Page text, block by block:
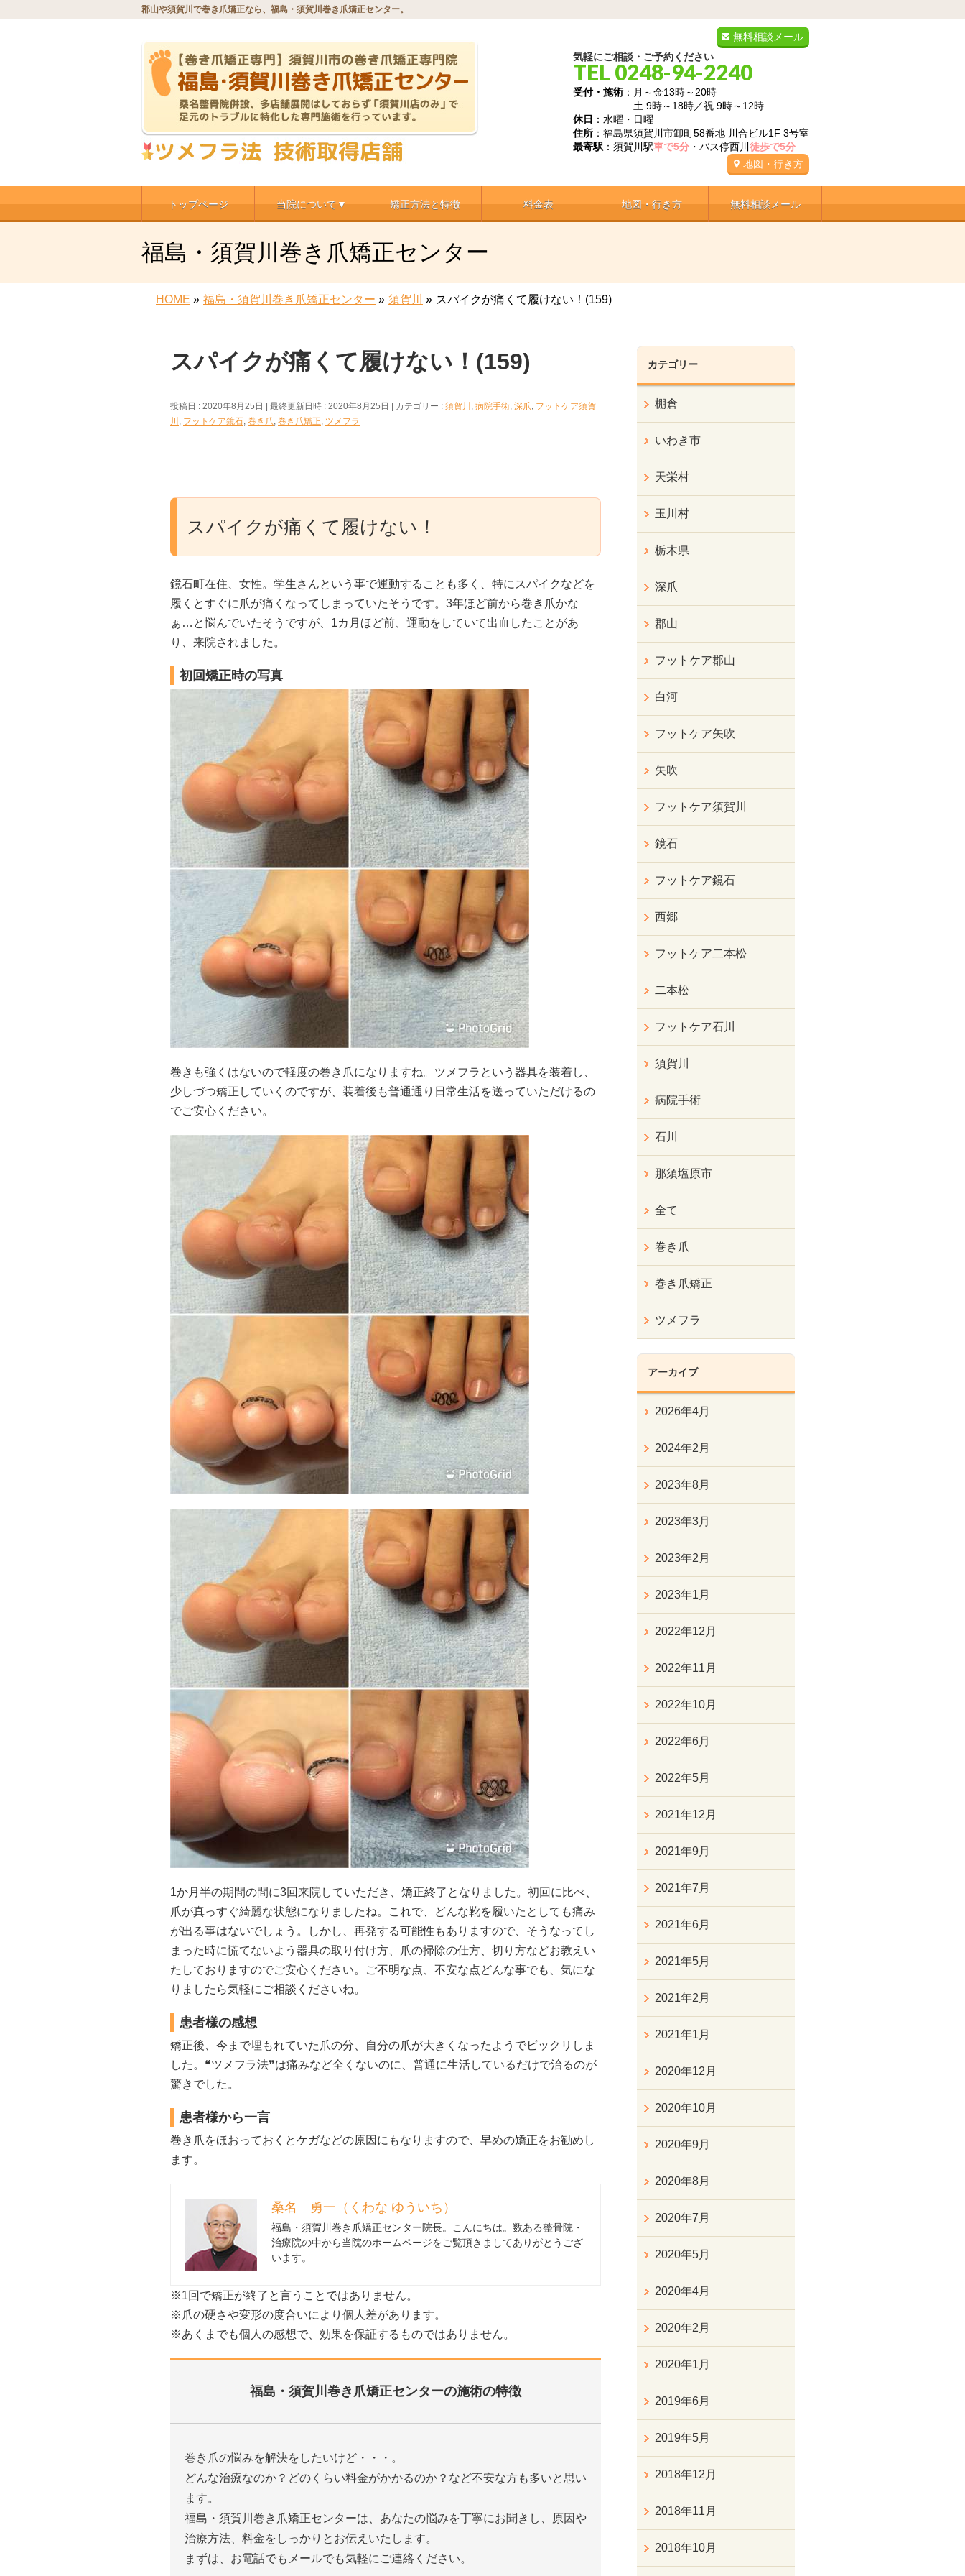
郡山や須賀川で巻き爪矯正なら、福島・須賀川巻き爪矯正センター。
無料相談メール
気軽にご相談・ご予約ください
TEL 0248-94-2240
受付・施術 ：月～金13時～20時
土 9時～18時／祝 9時～12時
休日 ：水曜・日曜
住所 ：福島県須賀川市卸町58番地 川合ビル1F 3号室
最寄駅 ：須賀川駅車で5分 ・バス停西川 徒歩で5分
地図・行き方
トップページ 当院について▼ 矯正方法と特徴 料金表 地図・行き方 無料相談メール
福島・須賀川巻き爪矯正センター
HOME » 福島・須賀川巻き爪矯正センター » 須賀川 » スパイクが痛くて履けない！(159)
スパイクが痛くて履けない！(159)
投稿日 : 2020年8月25日 最終更新日時 : 2020年8月25日 カテゴリー : 須賀川 , 病院手術, 深爪, フットケア須賀
川 , フットケア鏡石, 巻き爪, 巻き爪矯正, ツメフラ
スパイクが痛くて履けない！
鏡石町在住、女性。学生さんという事で運動することも多く、特にスパイクなどを
履くとすぐに爪が痛くなってしまっていたそうです。3年ほど前から巻き爪かな
ぁ…と悩んでいたそうですが、1カ月ほど前、運動をしていて出血したことがあ
り、来院されました。
初回矯正時の写真
巻きも強くはないので軽度の巻き爪になりますね。ツメフラという器具を装着し、
少しづつ矯正していくのですが、装着後も普通通り日常生活を送っていただけるの
でご安心ください。
1か月半の期間の間に3回来院していただき、矯正終了となりました。初回に比べ、
爪が真っすぐ綺麗な状態になりましたね。これで、どんな靴を履いたとしても痛み
が出る事はないでしょう。しかし、再発する可能性もありますので、そうなってし
まった時に慌てないよう器具の取り付け方、爪の掃除の仕方、切り方などお教えい
たしておりますのでご安心ください。ご不明な点、不安な点どんな事でも、気にな
りましたら気軽にご相談くださいね。
患者様の感想
矯正後、今まで埋もれていた爪の分、自分の爪が大きくなったようでビックリしま
した。❝ツメフラ法❞は痛みなど全くないのに、普通に生活しているだけで治るのが
驚きでした。
患者様から一言
巻き爪をほおっておくとケガなどの原因にもなりますので、早めの矯正をお勧めし
ます。
桑名 勇一（くわな ゆういち）
福島・須賀川巻き爪矯正センター院長。こんにちは。数ある整骨院・
治療院の中から当院のホームページをご覧頂きましてありがとうござ
います。
※1回で矯正が終了と言うことではありません。
※爪の硬さや変形の度合いにより個人差があります。
※あくまでも個人の感想で、効果を保証するものではありません。
福島・須賀川巻き爪矯正センターの施術の特徴
巻き爪の悩みを解決をしたいけど・・・。
どんな治療なのか？どのくらい料金がかかるのか？など不安な方も多いと思い
ます。
福島・須賀川巻き爪矯正センターは、あなたの悩みを丁寧にお聞きし、原因や
治療方法、料金をしっかりとお伝えいたします。
まずは、お電話でもメールでも気軽にご連絡ください。
カテゴリー
棚倉
いわき市
天栄村
玉川村
栃木県
深爪
郡山
フットケア郡山
白河
フットケア矢吹
矢吹
フットケア須賀川
鏡石
フットケア鏡石
西郷
フットケア二本松
二本松
フットケア石川
須賀川
病院手術
石川
那須塩原市
全て
巻き爪
巻き爪矯正
ツメフラ
アーカイブ
2026年4月
2024年2月
2023年8月
2023年3月
2023年2月
2023年1月
2022年12月
2022年11月
2022年10月
2022年6月
2022年5月
2021年12月
2021年9月
2021年7月
2021年6月
2021年5月
2021年2月
2021年1月
2020年12月
2020年10月
2020年9月
2020年8月
2020年7月
2020年5月
2020年4月
2020年2月
2020年1月
2019年6月
2019年5月
2018年12月
2018年11月
2018年10月